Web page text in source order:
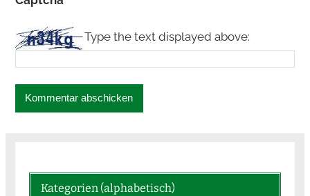
Type the text displayed above:
Kategorien (alphabetisch)